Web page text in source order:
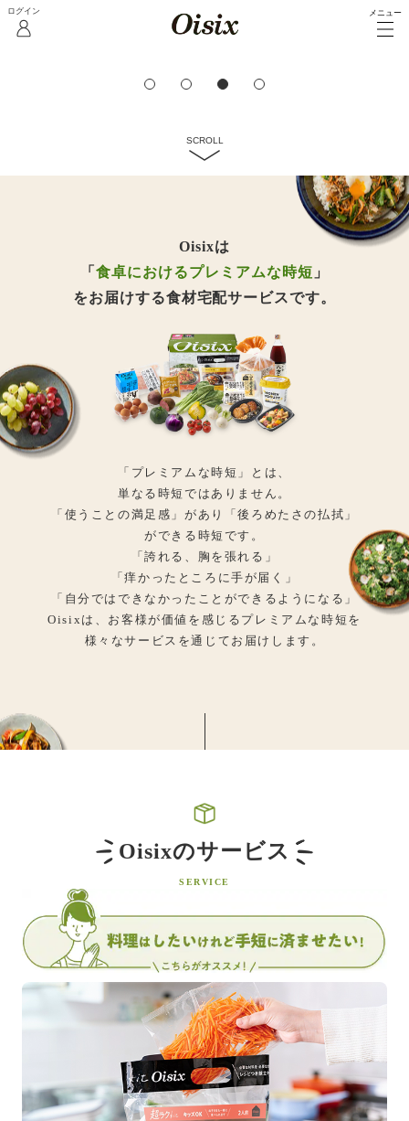
メニュー
SCROLL
Oisixは
「食卓におけるプレミアムな時短 」
をお届けする食材宅配サービスです。
「プレミアムな時短」とは、
単なる時短ではありません。
「使うことの満足感」があり「後ろめたさの払拭」
ができる時短です。
「誇れる、胸を張れる」
「痒かったところに手が届く」
「自分ではできなかったことができるようになる」
Oisixは、お客様が価値を感じるプレミアムな時短を
様々なサービスを通じてお届けします。
Oisixのサービス
SERVICE